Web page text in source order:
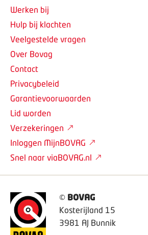
© BOVAG
Kosterijland 15
3981 AJ Bunnik
Werken bij
Hulp bij klachten
Veelgestelde vragen
Over Bovag
Contact
Privacybeleid
Garantievoorwaarden
Lid worden
Verzekeringen
Inloggen MijnBOVAG
Snel naar viaBOVAG.nl